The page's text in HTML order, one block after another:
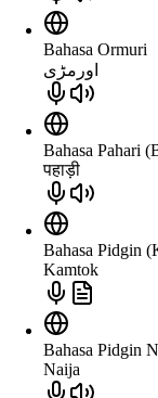
Bahasa Ormuri
اورمڑی
Bahasa Pahari
पहाड़ी
Bahasa Pidgin
Kamtok
Bahasa Pidgin
Naija